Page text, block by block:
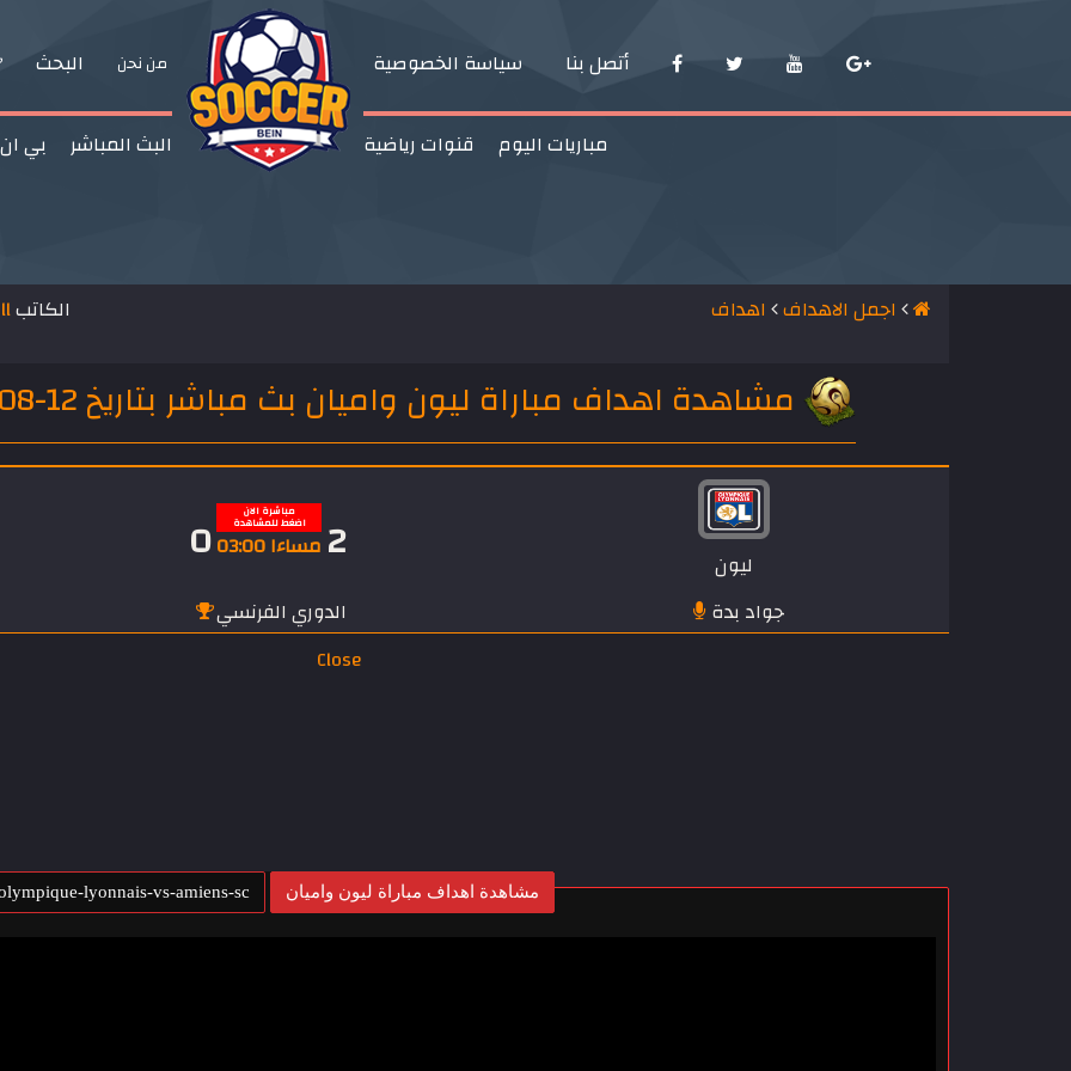
البحث من نحن أتصل بنا سياسة الخصوصية
بي البث المباشر قنوات رياضية مباريات اليوم
اجمل الاهداف اهداف الكاتب
مشاهدة اهداف مباراة ليون واميان بث مباشر بتاريخ 12-08-2018 الدوري الفرنسي
Close
ليون 2 مباشرة الان
اضغط للمشاهدة
مساءا 03:00 0
جواد بدة الدوري الفرنسي
مشاهدة اهداف مباراة ليون واميان lyonnais-vs-amiens-sc